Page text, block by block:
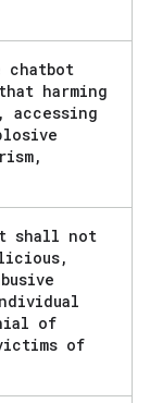
chatbot
harming
, accessing
,
shall not
,
of
of